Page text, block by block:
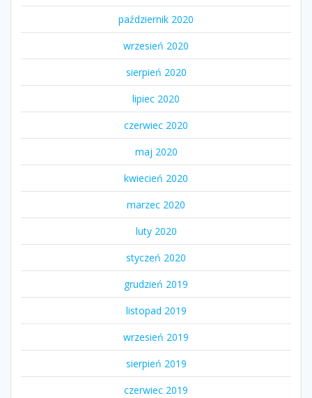
październik 2020
wrzesień 2020
sierpień 2020
lipiec 2020
czerwiec 2020
maj 2020
kwiecień 2020
marzec 2020
luty 2020
styczeń 2020
grudzień 2019
listopad 2019
wrzesień 2019
sierpień 2019
czerwiec 2019